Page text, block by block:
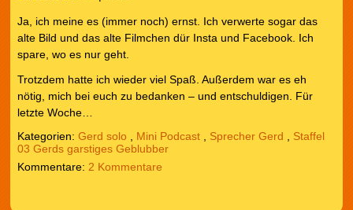
Ja, ich meine es (immer noch) ernst. Ich verwerte sogar das
alte Bild und das alte Filmchen dür Insta und Facebook. Ich
spare, wo es nur geht.
Trotzdem hatte ich wieder viel Spaß. Außerdem war es eh
nötig, mich bei euch zu bedanken – und entschuldigen. Für
letzte Woche…
Kategorien: Gerd solo Mini Podcast, Sprecher Gerd
Staffel
03 Gerds garstiges Geblubber
2 Kommentare